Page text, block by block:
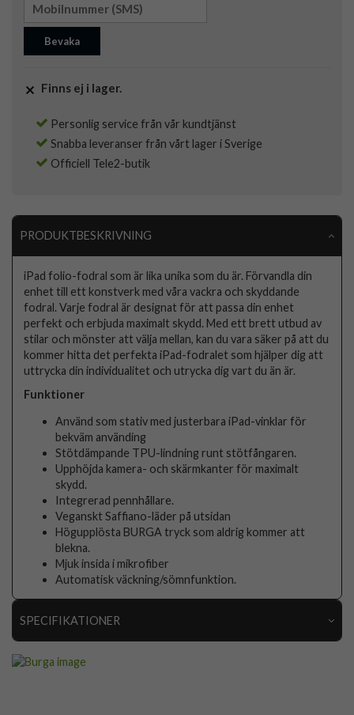
Bevaka
Finns ej i lager.
Personlig service från vår kundtjänst
Snabba leveranser från vårt lager i Sverige
Officiell Tele2-butik
PRODUKTBESKRIVNING
iPad folio-fodral som är lika unika som du är. Förvandla din
enhet till ett konstverk med våra vackra och skyddande
fodral. Varje fodral är designat för att passa din enhet
perfekt och erbjuda maximalt skydd. Med ett brett utbud av
stilar och mönster att välja mellan, kan du vara säker på att du
kommer hitta det perfekta iPad-fodralet som hjälper dig att
uttrycka din individualitet och utrycka dig vart du än är.
Funktioner
Använd som stativ med justerbara iPad-vinklar för
bekväm använding
Stötdämpande TPU-lindning runt stötfångaren.
Upphöjda kamera- och skärmkanter för maximalt
skydd.
Integrerad pennhållare.
Veganskt Saffiano-läder på utsidan
Högupplösta BURGA tryck som aldrig kommer att
blekna.
Mjuk insida i mikrofiber
Automatisk väckning/sömnfunktion.
SPECIFIKATIONER